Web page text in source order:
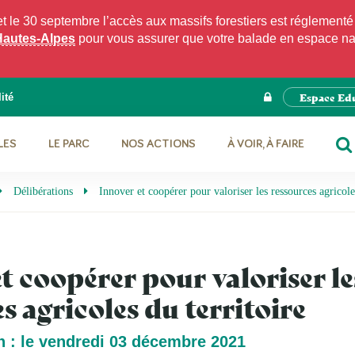
30 septembre l’accès aux massifs forestiers est
Alpes pour vous assurer que votre balade en espace
Espace
LE PARC NOS ACTIONS
À VOIR, À FAIRE
Délibérations Innover et coopérer pour valoriser les ressources
coopérer pour valoriser
agricoles du territoire
: le vendredi 03 décembre 2021